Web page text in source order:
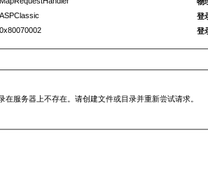
登
登
在服务器上不存在。请创建文件或目录并重新尝试请求。